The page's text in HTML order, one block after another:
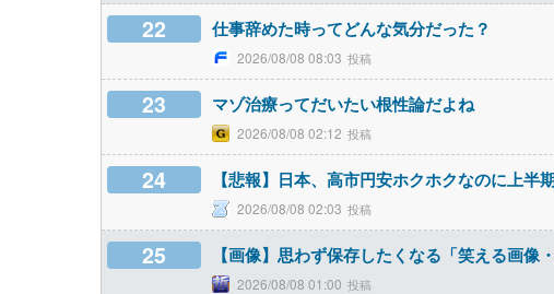
22 仕事辞めた時ってどんな気分だった？
2026/08/08 08:03
23 マゾ治療ってだいたい根性論だよね
2026/08/08 02:12
24 【悲報】日本、高市円安ホクホクなのに上
2026/08/08 02:03
25 【画像】思わず保存したくなる「笑える画像
2026/08/08 01:00